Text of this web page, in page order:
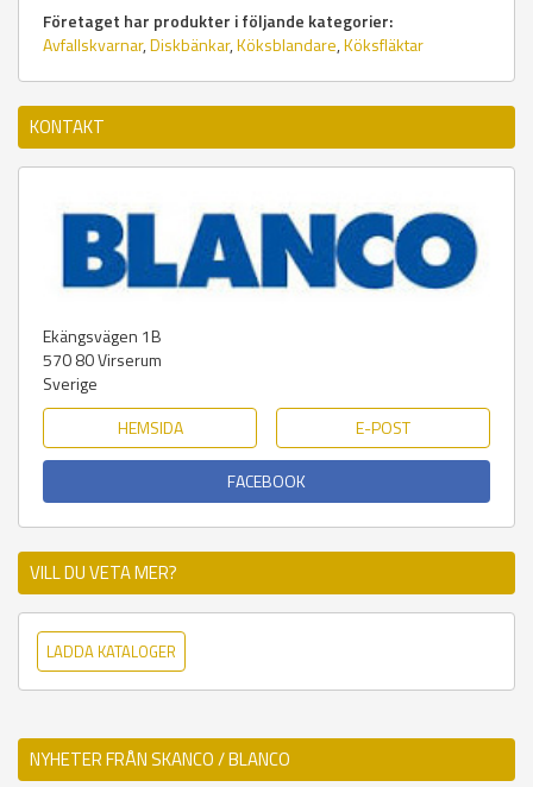
Företaget har produkter i följande kategorier:
Avfallskvarnar,Diskbänkar,Köksblandare,Köksfläktar
KONTAKT
Ekängsvägen 1B
570 80Virserum
Sverige
HEMSIDA
E-POST
FACEBOOK
VILL DU VETA MER?
LADDA KATALOGER
NYHETER FRÅN SKANCO / BLANCO